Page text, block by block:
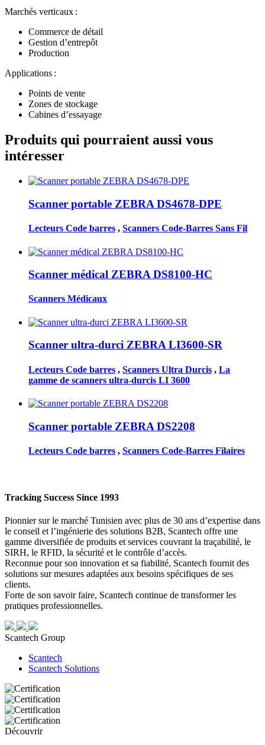
Marchés verticaux :
Commerce de détail
Gestion d’entrepôt
Production
Applications :
Points de vente
Zones de stockage
Cabines d’essayage
Produits qui pourraient aussi vous
intéresser
Scanner portable ZEBRA DS4678-DPE
Lecteurs Code barres , Scanners Code-Barres Sans Fil
Scanner médical ZEBRA DS8100-HC
Scanners Médicaux
Scanner ultra-durci ZEBRA LI3600-SR
Lecteurs Code barres , Scanners Ultra Durcis , La
gamme de scanners ultra-durcis LI 3600
Scanner portable ZEBRA DS2208
Lecteurs Code barres , Scanners Code-Barres Filaires
Tracking Success Since 1993
Pionnier sur le marché Tunisien avec plus de 30 ans d’expertise dans
le conseil et l’ingénierie des solutions B2B, Scantech offre une
gamme diversifiée de produits et services couvrant la traçabilité, le
SIRH, le RFID, la sécurité et le contrôle d’accès.
Reconnue pour son innovation et sa fiabilité, Scantech fournit des
solutions sur mesures adaptées aux besoins spécifiques de ses
clients.
Forte de son savoir faire, Scantech continue de transformer les
pratiques professionnelles.
Scantech Group
Scantech
Scantech Solutions
Découvrir